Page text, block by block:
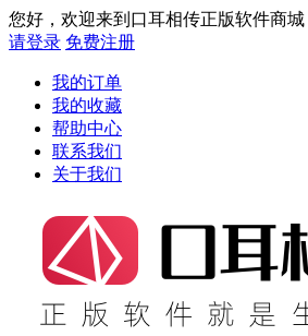
您好，欢迎来到口耳相传正版软件商城
请登录 免费注册
我的订单
我的收藏
帮助中心
联系我们
关于我们